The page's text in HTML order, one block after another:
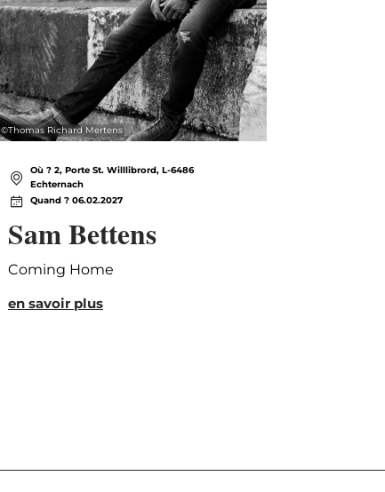
©Thomas Richard Mertens
Où ? 2, Porte St. Willlibrord, L-6486
Echternach
Quand ? 06.02.2027
Sam Bettens
Coming Home
en savoir plus